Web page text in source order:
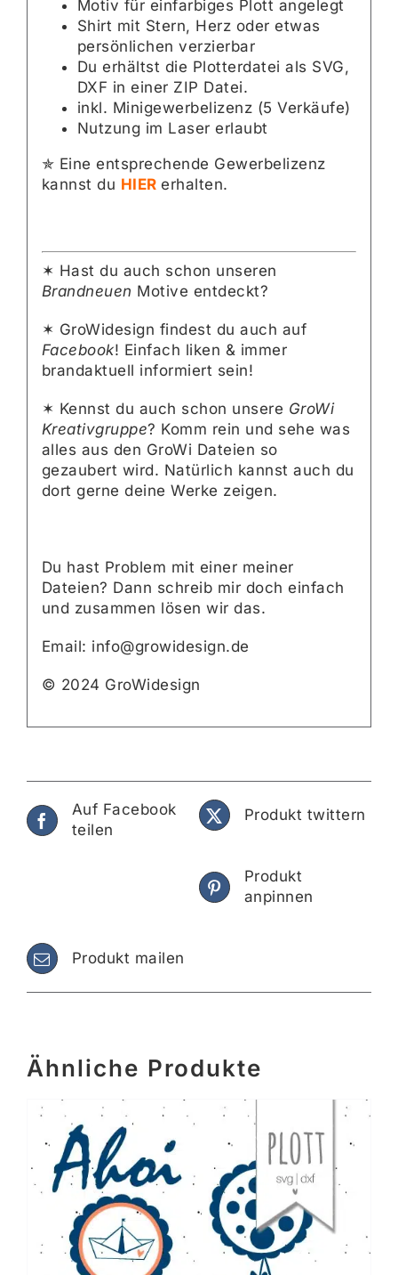
Motiv für einfarbiges Plott angelegt
Shirt mit Stern, Herz oder etwas
persönlichen verzierbar
Du erhältst die Plotterdatei als SVG,
DXF in einer ZIP Datei.
inkl. Minigewerbelizenz (5 Verkäufe)
Nutzung im Laser erlaubt
✯ Eine entsprechende Gewerbelizenz
kannst du HIERerhalten.
✶ Hast du auch schon unseren
Brandneuen Motive entdeckt?
✶ GroWidesign findest du auch auf
Facebook! Einfach liken & immer
brandaktuell informiert sein!
✶ Kennst du auch schon unsere GroWi
Kreativgruppe? Komm rein und sehe was
alles aus den GroWi Dateien so
gezaubert wird. Natürlich kannst auch du
dort gerne deine Werke zeigen.
Du hast Problem mit einer meiner
Dateien? Dann schreib mir doch einfach
und zusammen lösen wir das.
Email: info@growidesign.de
© 2024 GroWidesign
Auf Facebook
teilen
Produkt twittern
Produkt
anpinnen
Produkt mailen
Ähnliche Produkte